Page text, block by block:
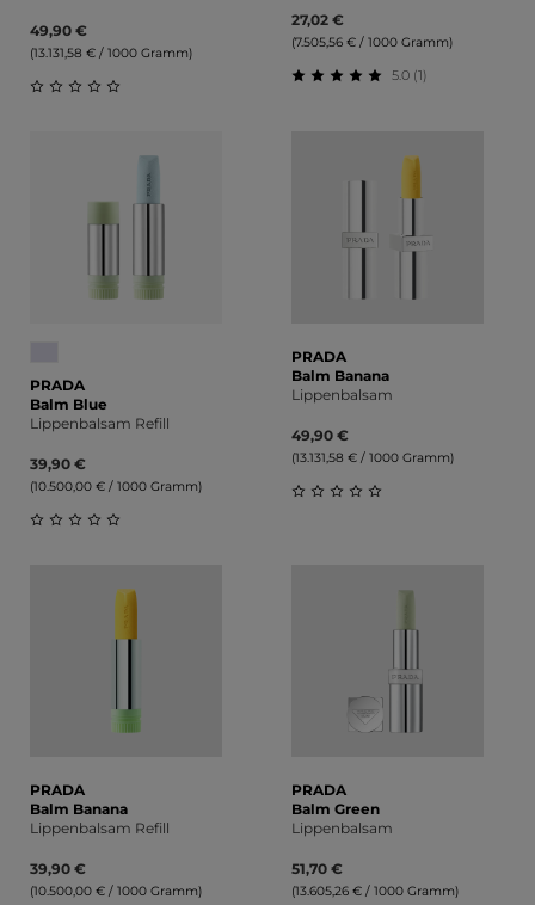
49,90 €
(13.131,58 € / 1000 Gramm)
27,02 €
(7.505,56 € / 1000 Gramm)
5.0 (1)
PRADA
Balm Blue
Lippenbalsam Refill
39,90 €
(10.500,00 € / 1000 Gramm)
PRADA
Balm Banana
Lippenbalsam
49,90 €
(13.131,58 € / 1000 Gramm)
PRADA
Balm Banana
Lippenbalsam Refill
39,90 €
(10.500,00 € / 1000 Gramm)
PRADA
Balm Green
Lippenbalsam
51,70 €
(13.605,26 € / 1000 Gramm)